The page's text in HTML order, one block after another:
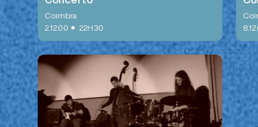
Coimbra
2.12.00 • 22H30